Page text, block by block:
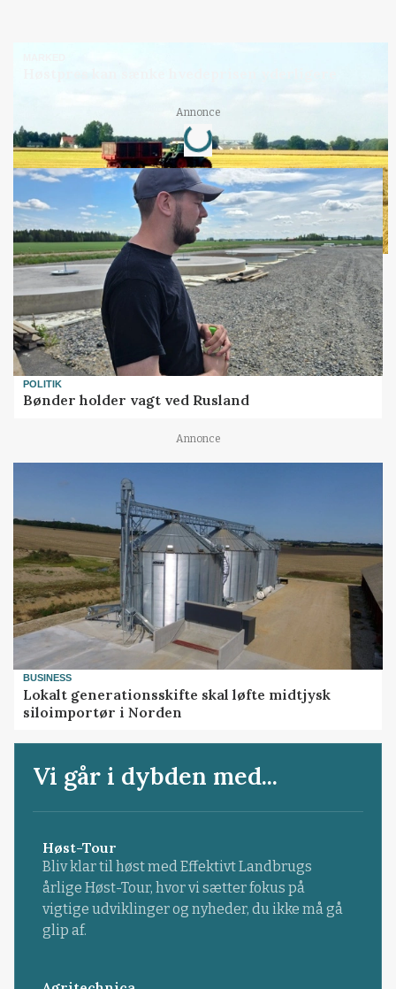
Annonce
Loading...
POLITIK
Bønder holder vagt ved Rusland
Annonce
BUSINESS
Lokalt generationsskifte skal løfte midtjysk
siloimportør i Norden
Vi går i dybden med...
Høst-Tour
Bliv klar til høst med Effektivt Landbrugs
årlige Høst-Tour, hvor vi sætter fokus på
vigtige udviklinger og nyheder, du ikke må gå
glip af.